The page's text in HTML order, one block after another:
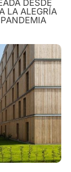
DESDE
LA ALEGRÍA